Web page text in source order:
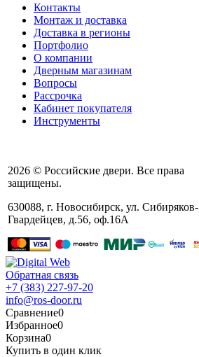
Контакты
Монтаж и доставка
Доставка в регионы
Портфолио
О компании
Дверным магазинам
Вопросы
Рассрочка
Кабинет покупателя
Инструменты
2026 © Российские двери. Все права
защищены.
630088, г. Новосибирск, ул. ​Сибиряков-
Гвардейцев, д.56​, оф.16А
Обратная связь
+7 (383) 227-97-20
info@ros-door.ru
Сравнение0
Избранное0
Корзина0
Купить в один клик